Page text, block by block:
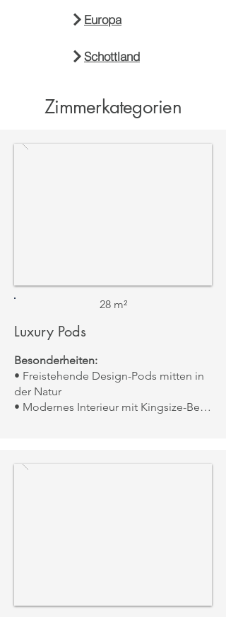
Europa
Schottland
Zimmerkategorien
28 m²
Luxury Pods
Besonderheiten:
• Freistehende Design-Pods mitten in
der Natur
• Modernes Interieur mit Kingsize-Bett
• Perfekt für Paare, die Ruhe und